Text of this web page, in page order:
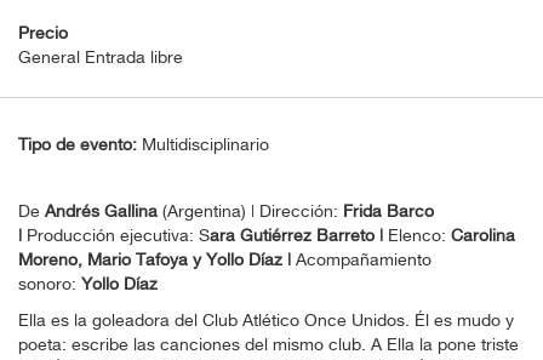
Precio
General Entrada libre
Tipo de evento: Multidisciplinario
De Andrés Gallina (Argentina) | Dirección: Frida Barco
| Producción ejecutiva: Sara Gutiérrez Barreto | Elenco: Carolina
Moreno, Mario Tafoya y Yollo Díaz | Acompañamiento
sonoro: Yollo Díaz
Ella es la goleadora del Club Atlético Once Unidos. Él es mudo y
poeta: escribe las canciones del mismo club. A Ella la pone triste